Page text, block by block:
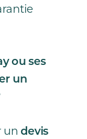
ou ses
un
undevis